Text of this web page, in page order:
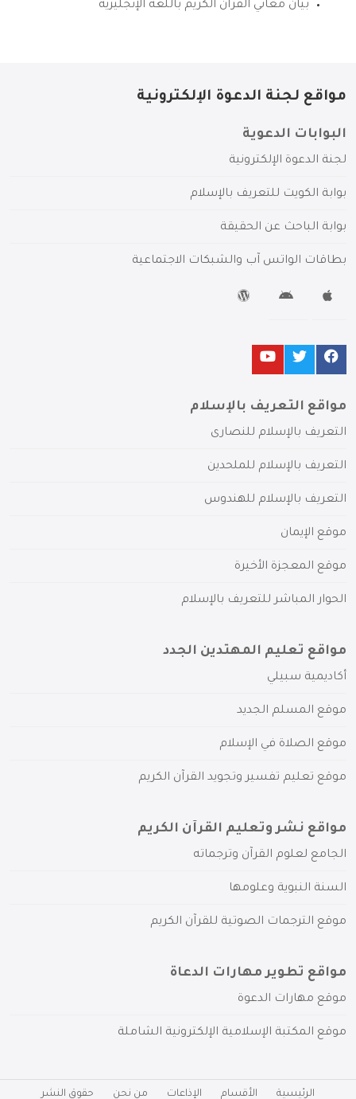
بيان معاني القرآن الكريم باللغة الإنجليزية
مواقع لجنة الدعوة الإلكترونية
البوابات الدعوية
لجنة الدعوة الإلكترونية
بوابة الكويت للتعريف بالإسلام
بوابة الباحث عن الحقيقة
بطاقات الواتس آب والشبكات الاجتماعية
مواقع التعريف بالإسلام
التعريف بالإسلام للنصارى
التعريف بالإسلام للملحدين
التعريف بالإسلام للهندوس
موقع الإيمان
موقع المعجزة الأخيرة
الحوار المباشر للتعريف بالإسلام
مواقع تعليم المهتدين الجدد
أكاديمية سبيلي
موقع المسلم الجديد
موقع الصلاة في الإسلام
موقع تعليم تفسير وتجويد القرآن الكريم
مواقع نشر وتعليم القرآن الكريم
الجامع لعلوم القرآن وترجماته
السنة النبوية وعلومها
موقع الترجمات الصوتية للقرآن الكريم
مواقع تطوير مهارات الدعاة
موقع مهارات الدعوة
موقع المكتبة الإسلامية الإلكترونية الشاملة
الرئيسية الأقسام الإذاعات من نحن حقوق النشر